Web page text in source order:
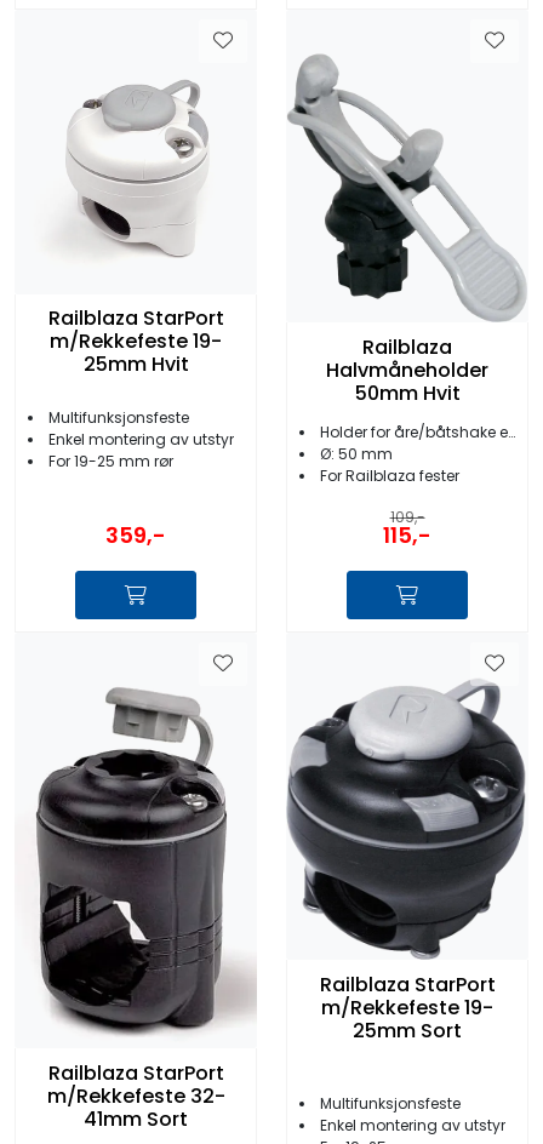
Railblaza StarPort
m/Rekkefeste 19-
25mm Hvit
Multifunksjonsfeste
Enkel montering av utstyr
For 19-25 mm rør
359,-
Railblaza
Halvmåneholder
50mm Hvit
Holder for åre/båtshake etc.
Ø: 50 mm
For Railblaza fester
109,-
115,-
Railblaza StarPort
m/Rekkefeste 32-
41mm Sort
Railblaza StarPort
m/Rekkefeste 19-
25mm Sort
Multifunksjonsfeste
Enkel montering av utstyr